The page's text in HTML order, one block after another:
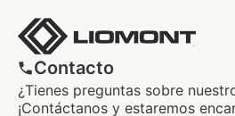
Contacto
¿Tienes preguntas sobre
¡Contáctanos y estaremos